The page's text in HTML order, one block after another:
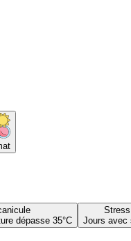
dépasse 35°C
Jours avec